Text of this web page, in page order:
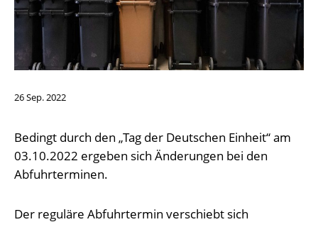
26Sep.2022
Bedingt durch den „Tag der Deutschen Einheit“ am
03.10.2022 ergeben sich Änderungen bei den
Abfuhrterminen.
Der reguläre Abfuhrtermin verschiebt sich